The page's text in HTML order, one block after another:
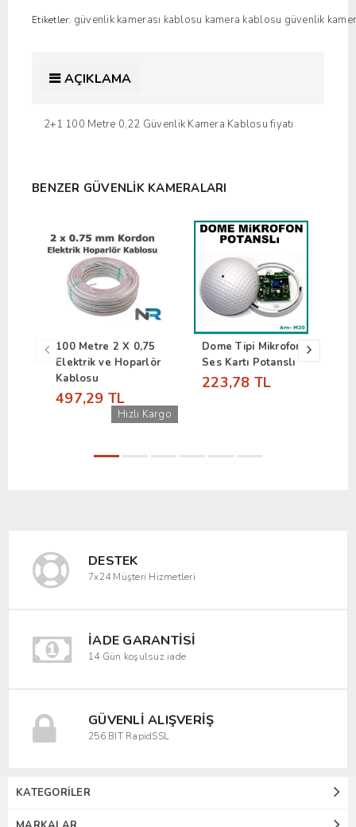
Etiketler: güvenlik kamerası kablosu kamera kablosu güvenlik
AÇIKLAMA
2+1 100 Metre 0,22 Güvenlik Kamera Kablosu fiyatı
BENZER GÜVENLIK KAMERALARI
100 Metre 2 X 0,75
Elektrik ve Hoparlör
Kablosu
497,29 TL
Hızlı Kargo
Dome Tipi Mikrofon
Ses Kartı Potanslı
223,78 TL
DESTEK
7x24 Müşteri Hizmetleri
İADE GARANTISI
14 Gün koşulsuz iade
GÜVENLI ALIŞVERIŞ
256 BIT RapidSSL
KATEGORILER